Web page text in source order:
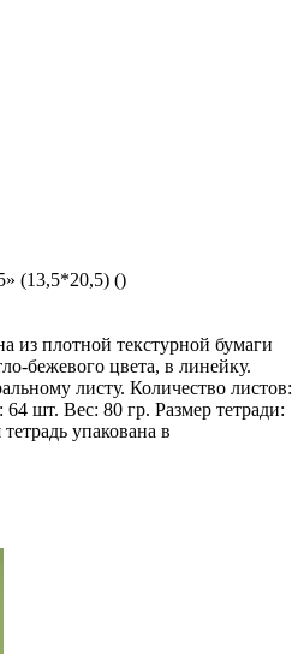
(13,5*20,5) ()
из плотной текстурной бумаги
бежевого цвета, в линейку.
листу. Количество листов:
шт. Вес: 80 гр. Размер тетради:
упакована в